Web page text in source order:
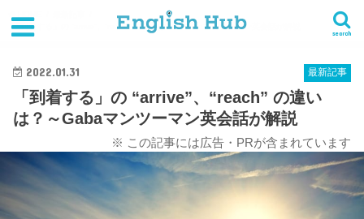
search
「到着する」の “arrive”、“reach” の違いは？～Gabaマンツーマン英会話が解説
最新記事
2022.01.31
「到着する」の “arrive”、“reach” の違い
は？～Gabaマンツーマン英会話が解説
※ この記事には広告・PRが含まれています